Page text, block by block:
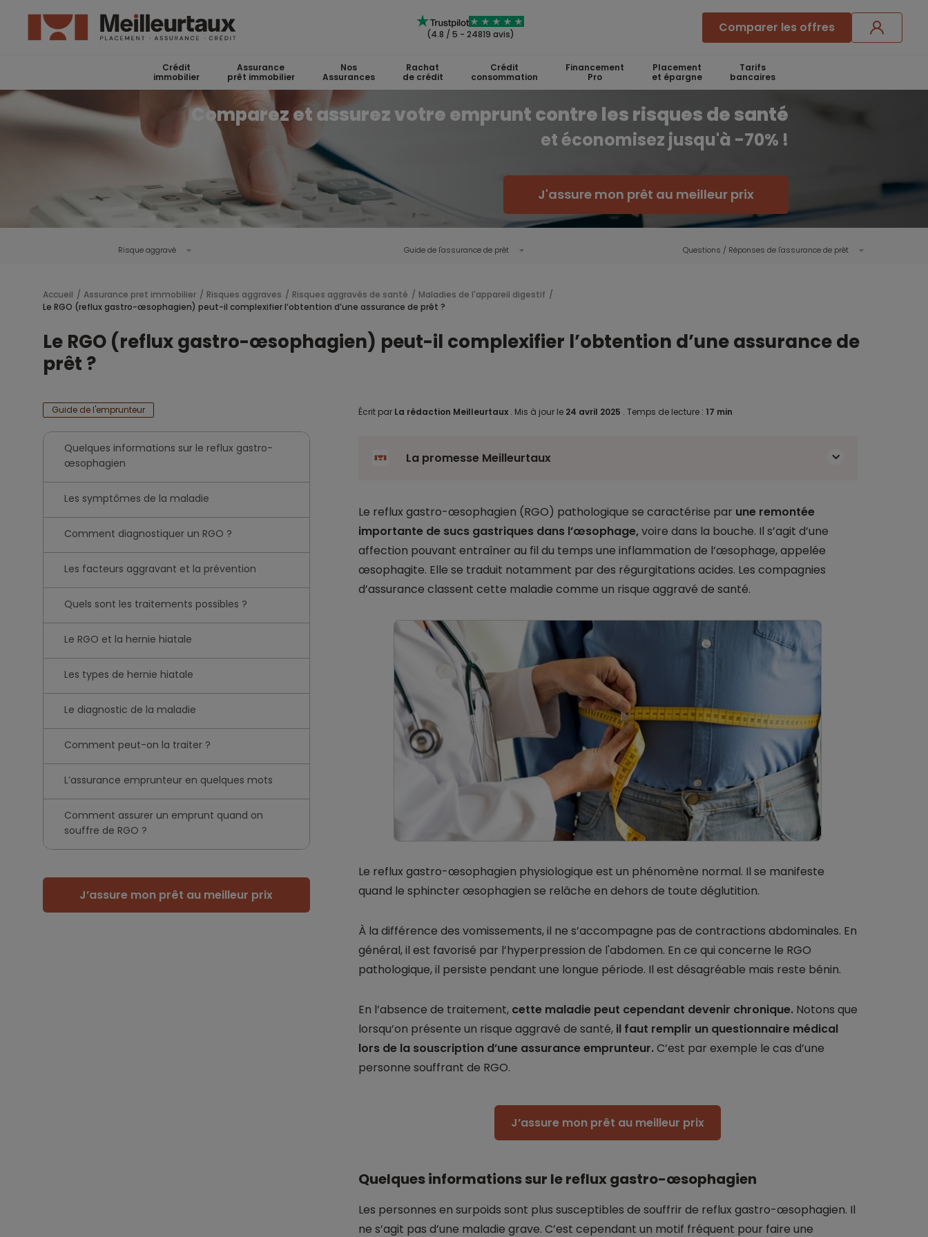
(4.8 / 5 - 24819 avis) Comparer les offres
Crédit
immobilier
Assurance
prêt immobilier
Nos
Assurances
Rachat
de crédit
Crédit
consommation
Financement
Pro
Placement
et épargne
Tarifs
bancaires
Comparez et assurez votre emprunt contre les risques de santé
et économisez jusqu'à -70% !
J'assure mon prêt au meilleur prix
Risque aggravé Guide de l'assurance de prêt Questions / Réponses de l'assurance de prêt
Accueil Assurance pret immobilier Risques aggraves Risques aggravés de santé
Maladies de l'appareil digestif
Le RGO (reflux gastro-œsophagien) peut-il complexifier l’obtention d’une assurance de prêt ?
Le RGO (reflux gastro-œsophagien) peut-il complexifier l’obtention d’une assurance de
prêt ?
Guide de l'emprunteur
Quelques informations sur le reflux gastro-
œsophagien
Les symptômes de la maladie
Comment diagnostiquer un RGO ?
Les facteurs aggravant et la prévention
Quels sont les traitements possibles ?
Le RGO et la hernie hiatale
Les types de hernie hiatale
Le diagnostic de la maladie
Comment peut-on la traiter ?
L’assurance emprunteur en quelques mots
Comment assurer un emprunt quand on
souffre de RGO ?
J’assure mon prêt au meilleur prix
Écrit par La rédaction Meilleurtaux . Mis à jour le 24 avril 2025 . Temps de lecture : 17 min
La promesse Meilleurtaux
Le reflux gastro-œsophagien (RGO) pathologique se caractérise par une remontée
importante de sucs gastriques dans l’œsophage,voire dans la bouche. Il s’agit d’une
affection pouvant entraîner au fil du temps une inflammation de l’œsophage, appelée
œsophagite. Elle se traduit notamment par des régurgitations acides. Les compagnies
d’assurance classent cette maladie comme un risque aggravé de santé.
Le reflux gastro-œsophagien physiologique est un phénomène normal. Il se manifeste
quand le sphincter œsophagien se relâche en dehors de toute déglutition.
À la différence des vomissements, il ne s’accompagne pas de contractions abdominales. En
général, il est favorisé par l’hyperpression de l'abdomen. En ce qui concerne le RGO
pathologique, il persiste pendant une longue période. Il est désagréable mais reste bénin.
En l’absence de traitement, cette maladie peut cependant devenir chronique.Notons que
lorsqu’on présente un risque aggravé de santé, il faut remplir un questionnaire médical
lors de la souscription d’une assurance emprunteur.C’est par exemple le cas d’une
personne souffrant de RGO.
J’assure mon prêt au meilleur prix
Quelques informations sur le reflux gastro-œsophagien
Les personnes en surpoids sont plus susceptibles de souffrir de reflux gastro-œsophagien. Il
ne s’agit pas d’une maladie grave. C’est cependant un motif fréquent pour faire une